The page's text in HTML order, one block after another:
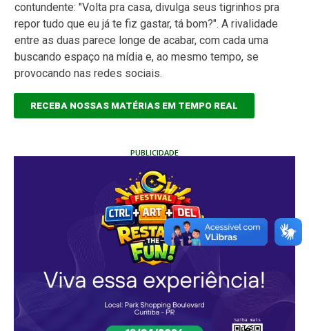
contundente: "Volta pra casa, divulga seus tigrinhos pra
repor tudo que eu já te fiz gastar, tá bom?". A rivalidade
entre as duas parece longe de acabar, com cada uma
buscando espaço na mídia e, ao mesmo tempo, se
provocando nas redes sociais.
RECEBA NOSSAS MATÉRIAS EM TEMPO REAL
PUBLICIDADE